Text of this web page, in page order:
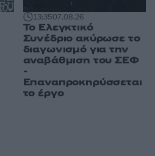
13:3507.08.26
Το Ελεγκτικό
Συνέδριο ακύρωσε το
διαγωνισμό για την
αναβάθμιση του ΣΕΦ
-
Επαναπροκηρύσσεται
το έργο